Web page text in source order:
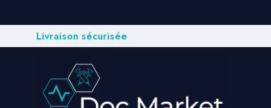
Livraison sécurisée